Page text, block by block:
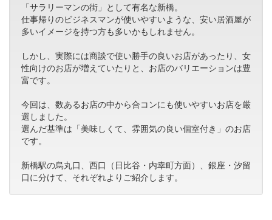
「サラリーマンの街」として有名な新橋。
仕事帰りのビジネスマンが使いやすいような、安い居酒屋が
多いイメージを持つ方も多いかもしれません。
しかし、実際には商談で使い勝手の良いお店があったり、女
性向けのお店が増えていたりと、お店のバリエーションは豊
富です。
今回は、数あるお店の中から合コンにも使いやすいお店を厳
選しました。
選んだ基準は「美味しくて、雰囲気の良い個室付き」のお店
です。
新橋駅の烏丸口、西口（日比谷・内幸町方面）、銀座・汐留
口に分けて、それぞれよりご紹介します。